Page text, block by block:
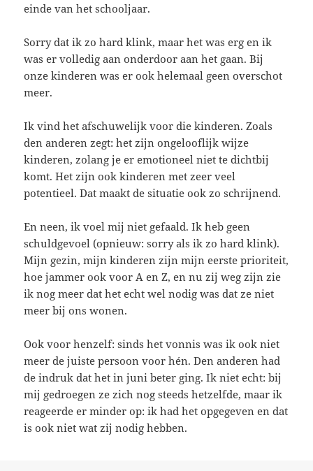
einde van het schooljaar.
Sorry dat ik zo hard klink, maar het was erg en ik
was er volledig aan onderdoor aan het gaan. Bij
onze kinderen was er ook helemaal geen overschot
meer.
Ik vind het afschuwelijk voor die kinderen. Zoals
den anderen zegt: het zijn ongelooflijk wijze
kinderen, zolang je er emotioneel niet te dichtbij
komt. Het zijn ook kinderen met zeer veel
potentieel. Dat maakt de situatie ook zo schrijnend.
En neen, ik voel mij niet gefaald. Ik heb geen
schuldgevoel (opnieuw: sorry als ik zo hard klink).
Mijn gezin, mijn kinderen zijn mijn eerste prioriteit,
hoe jammer ook voor A en Z, en nu zij weg zijn zie
ik nog meer dat het echt wel nodig was dat ze niet
meer bij ons wonen.
Ook voor henzelf: sinds het vonnis was ik ook niet
meer de juiste persoon voor hén. Den anderen had
de indruk dat het in juni beter ging. Ik niet echt: bij
mij gedroegen ze zich nog steeds hetzelfde, maar ik
reageerde er minder op: ik had het opgegeven en dat
is ook niet wat zij nodig hebben.